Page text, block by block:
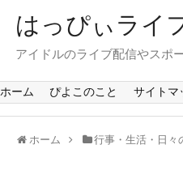
はっぴぃラ
アイドルのライブ配信やスポ
ホーム ぴよこのこと サイトマ
ホーム 行事・生活・日々